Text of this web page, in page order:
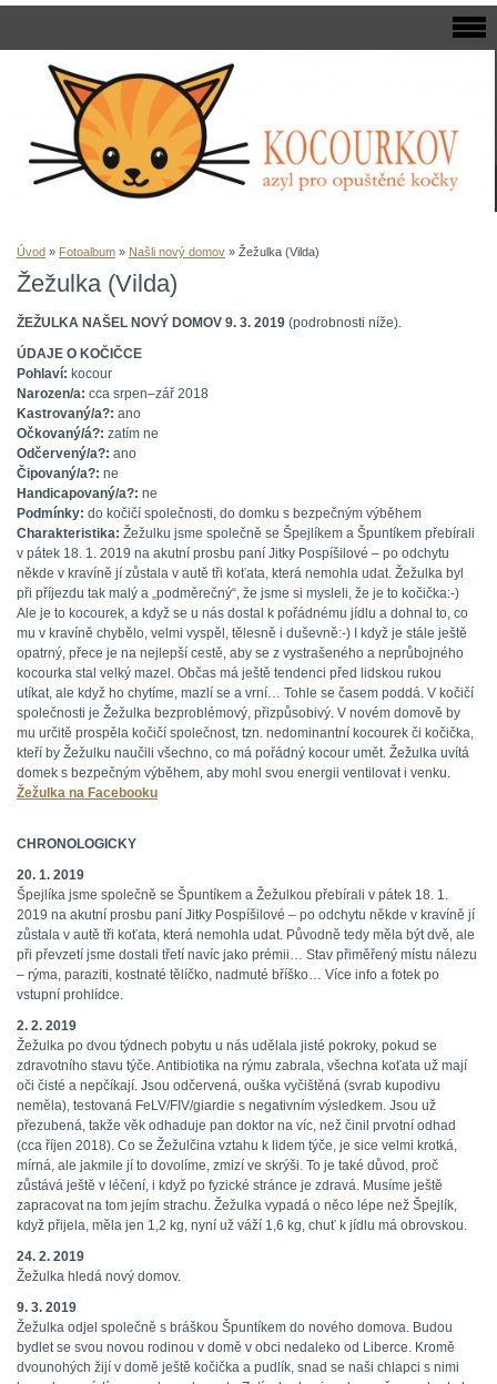
Úvod » Fotoalbum » Našli nový domov » Žežulka (Vilda)
Žežulka (Vilda)
ŽEŽULKA NAŠEL NOVÝ DOMOV 9. 3. 2019 (podrobnosti níže).
ÚDAJE O KOČIČCE
Pohlaví: kocour
Narozen/a: cca srpen–zář 2018
Kastrovaný/a?: ano
Očkovaný/á?: zatím ne
Odčervený/a?: ano
Čipovaný/a?: ne
Handicapovaný/a?: ne
Podmínky: do kočičí společnosti, do domku s bezpečným výběhem
Charakteristika: Žežulku jsme společně se Špejlíkem a Špuntíkem přebírali
v pátek 18. 1. 2019 na akutní prosbu paní Jitky Pospíšilové – po odchytu
někde v kravíně jí zůstala v autě tři koťata, která nemohla udat. Žežulka byl
při příjezdu tak malý a „podměrečný“, že jsme si mysleli, že je to kočička:-)
Ale je to kocourek, a když se u nás dostal k pořádnému jídlu a dohnal to, co
mu v kravíně chybělo, velmi vyspěl, tělesně i duševně:-) I když je stále ještě
opatrný, přece je na nejlepší cestě, aby se z vystrašeného a neprůbojného
kocourka stal velký mazel. Občas má ještě tendenci před lidskou rukou
utíkat, ale když ho chytíme, mazlí se a vrní… Tohle se časem poddá. V kočičí
společnosti je Žežulka bezproblémový, přizpůsobivý. V novém domově by
mu určitě prospěla kočičí společnost, tzn. nedominantní kocourek či kočička,
kteří by Žežulku naučili všechno, co má pořádný kocour umět. Žežulka uvítá
domek s bezpečným výběhem, aby mohl svou energii ventilovat i venku.
Žežulka na Facebooku
CHRONOLOGICKY
20. 1. 2019
Špejlíka jsme společně se Špuntíkem a Žežulkou přebírali v pátek 18. 1.
2019 na akutní prosbu paní Jitky Pospíšilové – po odchytu někde v kravíně jí
zůstala v autě tři koťata, která nemohla udat. Původně tedy měla být dvě, ale
při převzetí jsme dostali třetí navíc jako prémii… Stav přiměřený místu nálezu
– rýma, paraziti, kostnaté tělíčko, nadmuté bříško… Více info a fotek po
vstupní prohlídce.
2. 2. 2019
Žežulka po dvou týdnech pobytu u nás udělala jisté pokroky, pokud se
zdravotního stavu týče. Antibiotika na rýmu zabrala, všechna koťata už mají
oči čisté a nepčíkají. Jsou odčervená, ouška vyčištěná (svrab kupodivu
neměla), testovaná FeLV/FIV/giardie s negativním výsledkem. Jsou už
přezubená, takže věk odhaduje pan doktor na víc, než činil prvotní odhad
(cca říjen 2018). Co se Žežulčina vztahu k lidem týče, je sice velmi krotká,
mírná, ale jakmile jí to dovolíme, zmizí ve skrýši. To je také důvod, proč
zůstává ještě v léčení, i když po fyzické stránce je zdravá. Musíme ještě
zapracovat na tom jejím strachu. Žežulka vypadá o něco lépe než Špejlík,
když přijela, měla jen 1,2 kg, nyní už váží 1,6 kg, chuť k jídlu má obrovskou.
24. 2. 2019
Žežulka hledá nový domov.
9. 3. 2019
Žežulka odjel společně s bráškou Špuntíkem do nového domova. Budou
bydlet se svou novou rodinou v domě v obci nedaleko od Liberce. Kromě
dvounohých žijí v domě ještě kočička a pudlík, snad se naši chlapci s nimi